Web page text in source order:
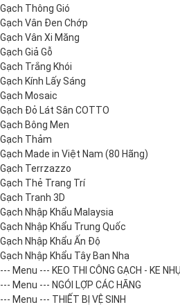
Gạch Thông Gió
Gạch Vân Đen Chớp
Gạch Vân Xi Măng
Gạch Giả Gỗ
Gạch Trắng Khói
Gạch Kính Lấy Sáng
Gạch Mosaic
Gạch Đỏ Lát Sân COTTO
Gạch Bông Men
Gạch Thảm
Gạch Made in Việt Nam (80 Hãng)
Gạch Terrzazzo
Gạch Thẻ Trang Trí
Gạch Tranh 3D
Gạch Nhập Khẩu Malaysia
Gạch Nhập Khẩu Trung Quốc
Gạch Nhập Khẩu Ấn Độ
Gạch Nhập Khẩu Tây Ban Nha
--- Menu --- KEO THI CÔNG GẠCH - KE
--- Menu --- NGÓI LỢP CÁC HÃNG
--- Menu --- THIẾT BỊ VỆ SINH